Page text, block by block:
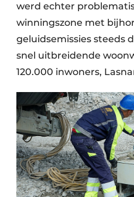
werd echter
winningszone met
geluidsemissies steeds
snel uitbreidende
120.000 inwoners,